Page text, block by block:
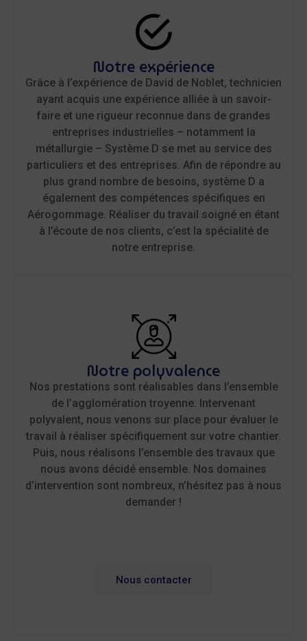
Notre expérience​
Grâce à l’expérience de David de Noblet, technicien
ayant acquis une expérience alliée à un savoir-
faire et une rigueur reconnue dans de grandes
entreprises industrielles – notamment la
métallurgie – Système D se met au service des
particuliers et des entreprises. Afin de répondre au
plus grand nombre de besoins, système D a
également des compétences spécifiques en
Aérogommage. Réaliser du travail soigné en étant
à l’écoute de nos clients, c’est la spécialité de
notre entreprise.
Notre polyvalence​
Nos prestations sont réalisables dans l’ensemble
de l’agglomération troyenne. Intervenant
polyvalent, nous venons sur place pour évaluer le
travail à réaliser spécifiquement sur votre chantier.
Puis, nous réalisons l’ensemble des travaux que
nous avons décidé ensemble. Nos domaines
d’intervention sont nombreux, n’hésitez pas à nous
demander !
Nous contacter